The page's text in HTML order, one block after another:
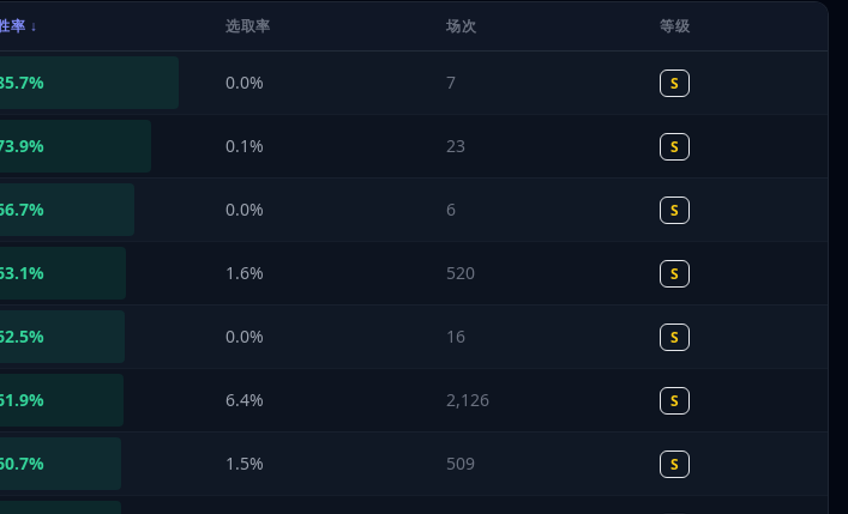
率 ↓ 选取率 场次 等级
% 0.0% 7 S
% 0.1% 23 S
% 0.0% 6 S
% 1.6% 520 S
% 0.0% 16 S
% 6.4% 2,126 S
% 1.5% 509 S